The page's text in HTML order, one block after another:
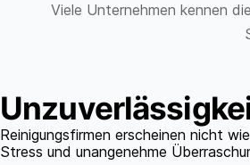
Viele Unternehmen kennen
Reinigungsfirmen erscheinen nicht
Stress und unangenehme